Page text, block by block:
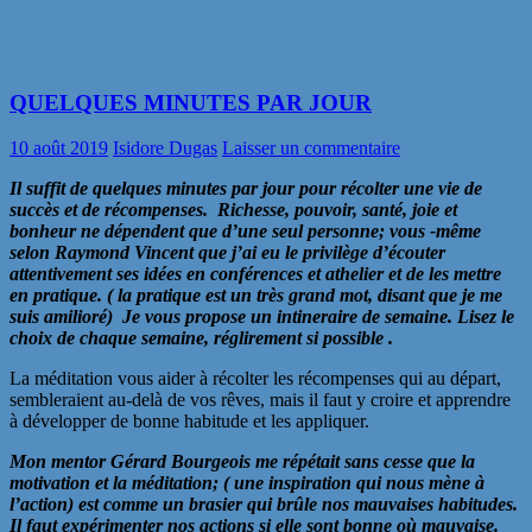
QUELQUES MINUTES PAR JOUR
10 août 2019 Isidore Dugas Laisser un commentaire
Il suffit de quelques minutes par jour pour récolter une vie de
succès et de récompenses. Richesse, pouvoir, santé, joie et
bonheur ne dépendent que d’une seul personne; vous -même
selon Raymond Vincent que j’ai eu le privilège d’écouter
attentivement ses idées en conférences et athelier et de les mettre
en pratique. ( la pratique est un très grand mot, disant que je me
suis amilioré) Je vous propose un intineraire de semaine. Lisez le
choix de chaque semaine, réglirement si possible .
La méditation vous aider à récolter les récompenses qui au départ,
sembleraient au-delà de vos rêves, mais il faut y croire et apprendre
à développer de bonne habitude et les appliquer.
Mon mentor Gérard Bourgeois me répétait sans cesse que la
motivation et la méditation; ( une inspiration qui nous mène à
l’action) est comme un brasier qui brûle nos mauvaises habitudes.
Il faut expérimenter nos actions si elle sont bonne où mauvaise.